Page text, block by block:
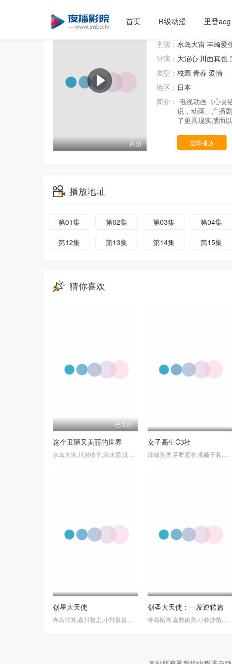
首页 R级动漫 里番acg
高清
恋爱随意链接
主演： 水岛大宙 丰崎爱
导演： 大沼心 川面真也
类型： 校园 青春 爱情
地区： 日本
简介： 电视动画《心灵
说，动画、广播
了更具现实感而
立即播放
播放地址
第01集 第02集 第03集 第04集
第12集 第13集 第14集 第15集
猜你喜欢
已完结
这个丑陋又美丽的世界
水岛大宙,川澄绫子,清水爱,泷本富士子,真田麻美
女子高生C3社
泽城美雪,茅野爱衣,斋藤千和,牧野由依
创星大天使 创圣大天使：一发逆转篇